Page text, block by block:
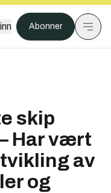
Abonner
skip
Har vært
av
og